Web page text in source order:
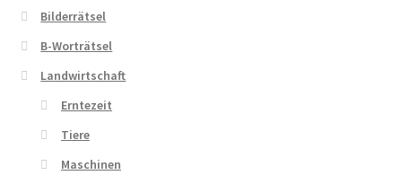
Bilderrätsel
B-Worträtsel
Landwirtschaft
Erntezeit
Tiere
Maschinen